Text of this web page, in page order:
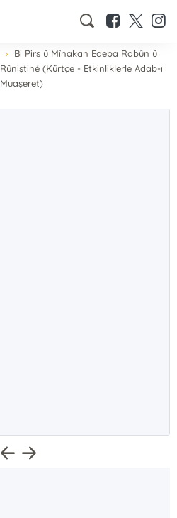
Bi Pirs û Mînakan Edeba Rabûn û
Rûniştiné (Kürtçe - Etkinliklerle Adab-ı
Muaşeret)